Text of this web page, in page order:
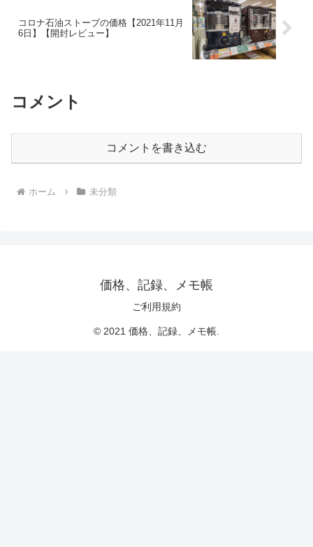
コロナ石油ストーブの価格【2021年11月
6日】【開封レビュー】
コメント
コメントを書き込む
ホーム 未分類
価格、記録、メモ帳
ご利用規約
© 2021 価格、記録、メモ帳.